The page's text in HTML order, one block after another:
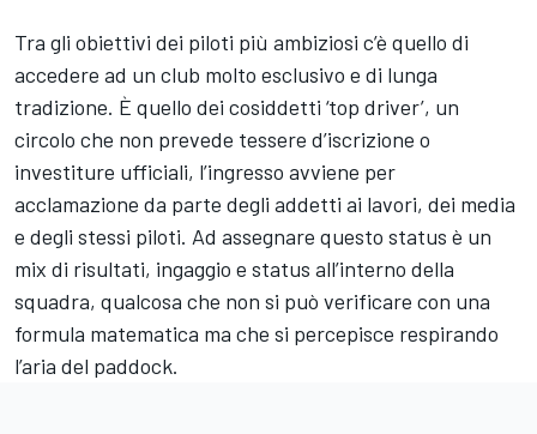
Tra gli obiettivi dei piloti più ambiziosi c’è quello di
accedere ad un club molto esclusivo e di lunga
tradizione. È quello dei cosiddetti ‘top driver’, un
circolo che non prevede tessere d’iscrizione o
investiture ufficiali, l’ingresso avviene per
acclamazione da parte degli addetti ai lavori, dei media
e degli stessi piloti. Ad assegnare questo status è un
mix di risultati, ingaggio e status all’interno della
squadra, qualcosa che non si può verificare con una
formula matematica ma che si percepisce respirando
l’aria del paddock.